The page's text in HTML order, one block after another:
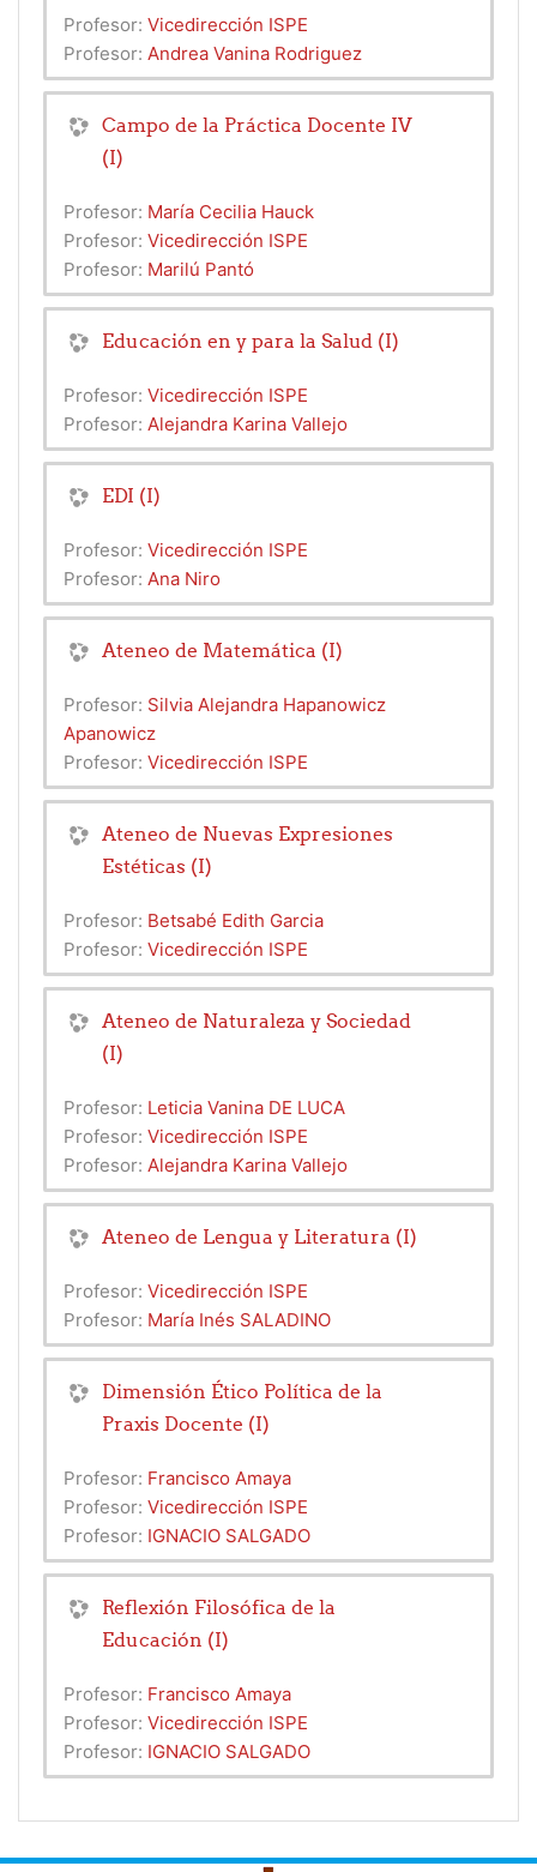
Profesor: Vicedirección ISPE
Profesor: Andrea Vanina Rodriguez
Campo de la Práctica Docente IV
(I)
Profesor: María Cecilia Hauck
Profesor: Vicedirección ISPE
Profesor: Marilú Pantó
Educación en y para la Salud (I)
Profesor: Vicedirección ISPE
Profesor: Alejandra Karina Vallejo
EDI (I)
Profesor: Vicedirección ISPE
Profesor: Ana Niro
Ateneo de Matemática (I)
Profesor: Silvia Alejandra Hapanowicz
Apanowicz
Profesor: Vicedirección ISPE
Ateneo de Nuevas Expresiones
Estéticas (I)
Profesor: Betsabé Edith Garcia
Profesor: Vicedirección ISPE
Ateneo de Naturaleza y Sociedad
(I)
Profesor: Leticia Vanina DE LUCA
Profesor: Vicedirección ISPE
Profesor: Alejandra Karina Vallejo
Ateneo de Lengua y Literatura (I)
Profesor: Vicedirección ISPE
Profesor: María Inés SALADINO
Dimensión Ético Política de la
Praxis Docente (I)
Profesor: Francisco Amaya
Profesor: Vicedirección ISPE
Profesor: IGNACIO SALGADO
Reflexión Filosófica de la
Educación (I)
Profesor: Francisco Amaya
Profesor: Vicedirección ISPE
Profesor: IGNACIO SALGADO